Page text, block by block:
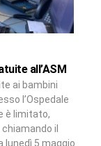
all’ASM
ai bambini
l’Ospedale
è limitato,
il
lunedì 5 maggio